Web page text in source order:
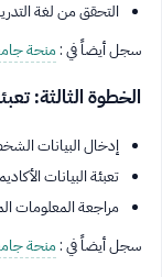
التحقق من لغة
سجل أيضاً في :منحة
الخطوة الثالثة:
إدخال البيانات
تعبئة البيانات
مراجعة المعلومات
سجل أيضاً في :منحة